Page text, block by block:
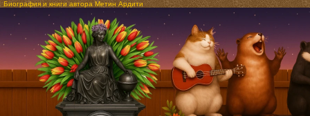
Биография и книги автора Метин Ардити